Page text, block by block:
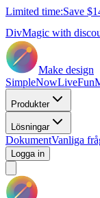
Limited time:Save
DivMagic with
Make design
SimpleNowLiveFun
Produkter
Lösningar
DokumentVanliga
Logga in